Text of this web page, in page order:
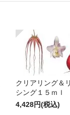
クリアリング＆
シング１５ｍｌ
4,428円(税込)